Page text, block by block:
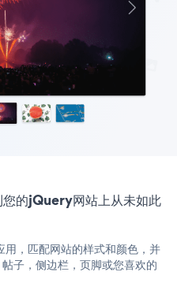
的jQuery网站上从未如此
，匹配网站的样式和颜色，并
子，侧边栏，页脚或您喜欢的